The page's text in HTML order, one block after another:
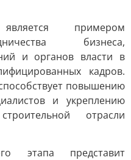
примером
бизнеса,
и органов власти в
кадров.
повышению
и укреплению
отрасли
этапа представит